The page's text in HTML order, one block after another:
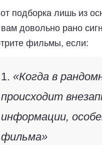
подборка лишь из
вам довольно рано
фильмы, если:
1. «Когда в
происходит
информации,
фильма»